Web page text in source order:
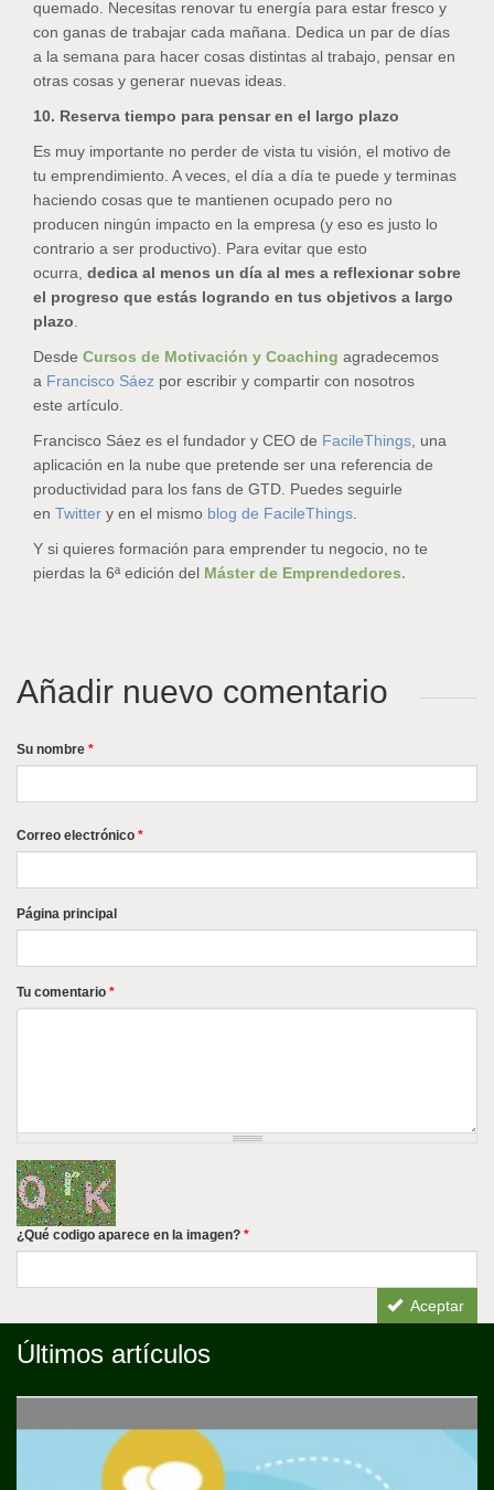
quemado. Necesitas renovar tu energía para estar fresco y
con ganas de trabajar cada mañana. Dedica un par de días
a la semana para hacer cosas distintas al trabajo, pensar en
otras cosas y generar nuevas ideas.
10. Reserva tiempo para pensar en el largo plazo
Es muy importante no perder de vista tu visión, el motivo de
tu emprendimiento. A veces, el día a día te puede y terminas
haciendo cosas que te mantienen ocupado pero no
producen ningún impacto en la empresa (y eso es justo lo
contrario a ser productivo). Para evitar que esto
ocurra, dedica al menos un día al mes a reflexionar sobre
el progreso que estás logrando en tus objetivos a largo
plazo
Desde Cursos de Motivación y Coaching agradecemos
a Francisco Sáez por escribir y compartir con nosotros
este artículo.
Francisco Sáez es el fundador y CEO de FacileThings , una
aplicación en la nube que pretende ser una referencia de
productividad para los fans de GTD. Puedes seguirle
en Twitter y en el mismo blog de FacileThings
Y si quieres formación para emprender tu negocio, no te
pierdas la 6ª edición del Máster de Emprendedores.
Añadir nuevo comentario
Su nombre *
Correo electrónico *
Página principal
Tu comentario *
¿Qué codigo aparece en la imagen? *
Aceptar
Últimos artículos